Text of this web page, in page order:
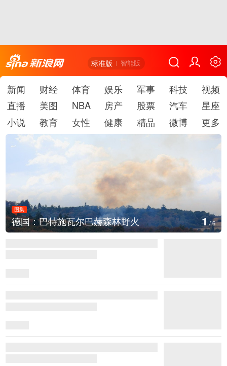
标准版 智能版
新闻 财经 体育 娱乐 军事 科技
视频
直播
美图 NBA 房产 股票 汽车
星座
小说
教育 女性 健康 精品 微博 更多
图集
德国：巴特施瓦尔巴赫森林野火 1/6